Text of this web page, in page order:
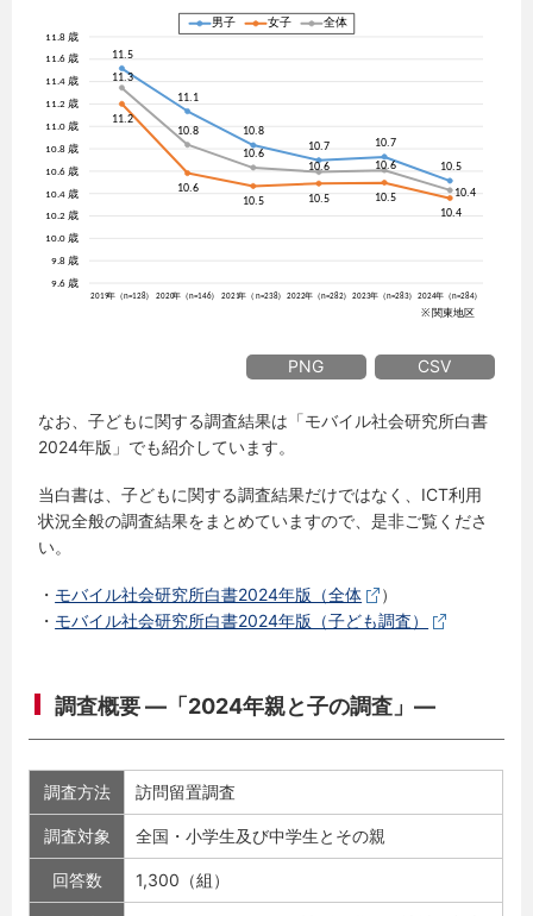
PNG CSV
なお、子どもに関する調査結果は「モバイル社会研究所白書
2024年版」でも紹介しています。
当白書は、子どもに関する調査結果だけではなく、ICT利用
状況全般の調査結果をまとめていますので、是非ご覧くださ
い。
・ モバイル社会研究所白書2024年版（全体
）
・ モバイル社会研究所白書2024年版（子ども調査）
調査概要 ―「2024年親と子の調査」―
調査方法 訪問留置調査
調査対象 全国・小学生及び中学生とその親
回答数 1,300（組）